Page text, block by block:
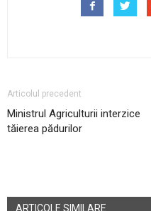
Articolul precedent
Ministrul Agriculturii interzice
tăierea pădurilor
ARTICOLE SIMILARE